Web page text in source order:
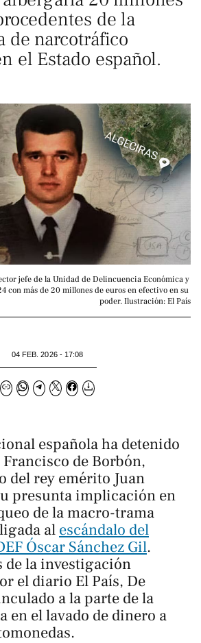
de la
de narcotráfico
el Estado español.
jefe de la Unidad de Delincuencia Económica y
con más de 20 millones de euros en efectivo en su
poder. Ilustración: El País
04 FEB. 2026 - 17:08
española ha detenido
Francisco de Borbón,
del rey emérito Juan
presunta implicación en
de la macro-trama
al escándalo del
Óscar Sánchez Gil.
de la investigación
el diario El País, De
a la parte de la
en el lavado de dinero a